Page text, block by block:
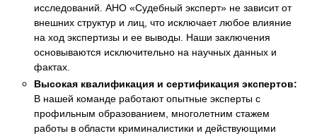
исследований. АНО «Судебный эксперт» не зависит от
внешних структур и лиц, что исключает любое влияние
на ход экспертизы и ее выводы. Наши заключения
основываются исключительно на научных данных и
фактах.
Высокая квалификация и сертификация экспертов:
В нашей команде работают опытные эксперты с
профильным образованием, многолетним стажем
работы в области криминалистики и действующими